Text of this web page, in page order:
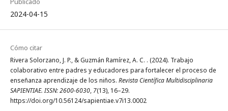
2024-04-15
Cómo citar
Rivera Solorzano, J. P., & Guzmán Ramírez, A. C. . (2024). Trabajo
colaborativo entre padres y educadores para fortalecer el proceso de
enseñanza aprendizaje de los niños. Revista Científica Multidisciplinaria
SAPIENTIAE. ISSN: 2600-6030, 7(13), 16–29.
https://doi.org/10.56124/sapientiae.v7i13.0002